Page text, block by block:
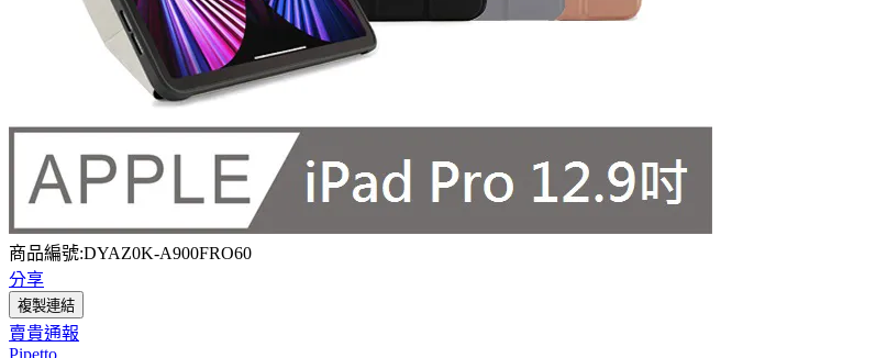
商品編號:DYAZ0K-A900FRO60
分享
複製連結
賣貴通報
Pipetto